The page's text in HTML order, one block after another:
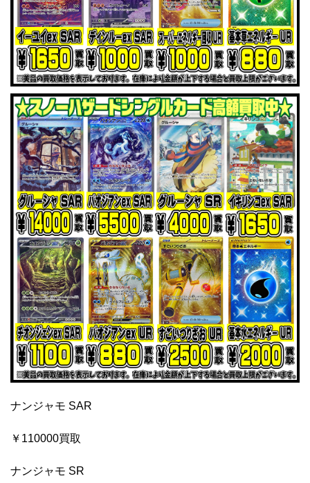
ナンジャモ SAR
￥110000買取
ナンジャモ SR